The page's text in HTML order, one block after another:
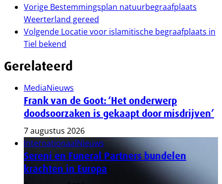
Vorige Bestemmingsplan natuurbegraafplaats
Weerterland gereed
Volgende Locatie voor islamitische begraafplaats in
Tiel bekend
Gerelateerd
MediaNieuws
Frank van de Goot: ‘Het onderwerp
doodsoorzaken is gekaapt door misdrijven’
7 augustus 2026
InternationaalNieuws
Sereni en Funeral Partners bundelen
krachten in Europa